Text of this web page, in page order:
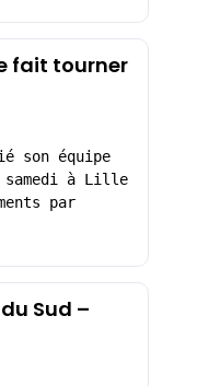
fait tourner
son équipe
samedi à Lille
par
Sud –